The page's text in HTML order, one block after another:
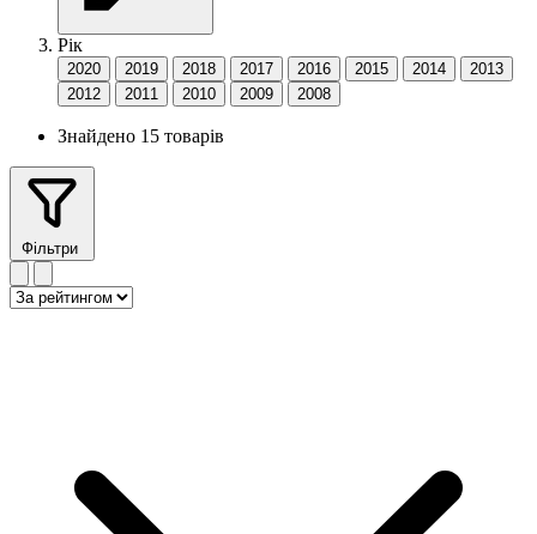
Рік
2020 2019 2018 2017 2016 2015 2014
2013
2012
2011 2010 2009 2008
Знайдено 15 товарів
Фільтри